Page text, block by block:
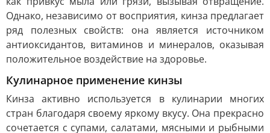
Однако, независимо от восприятия, кинза предлагает
ряд полезных свойств: она является источником
антиоксидантов, витаминов и минералов, оказывая
положительное воздействие на здоровье.
Кулинарное применение кинзы
Кинза активно используется в кулинарии многих
стран благодаря своему яркому вкусу. Она прекрасно
сочетается с супами, салатами, мясными и рыбными